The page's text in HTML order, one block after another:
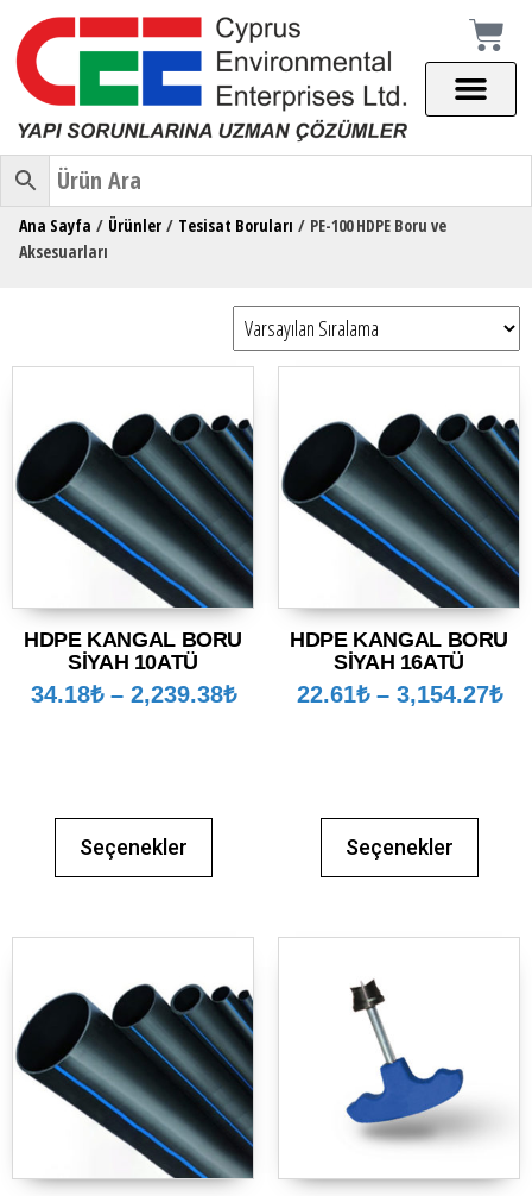
Ana Sayfa / Ürünler / Tesisat Boruları / PE-100 HDPE Boru ve
Aksesuarları
HDPE KANGAL BORU
SİYAH 10ATÜ
34.18₺ – 2,239.38₺
Seçenekler
HDPE KANGAL BORU
SİYAH 16ATÜ
22.61₺ – 3,154.27₺
Seçenekler